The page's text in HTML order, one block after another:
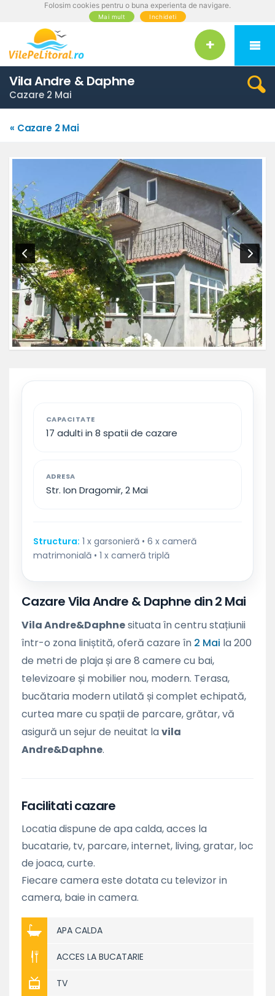
Folosim cookies pentru o buna experienta de navigare.
Mai mult Inchideti
Vila Andre & Daphne
Cazare 2 Mai
« Cazare 2 Mai
CAPACITATE
17 adulti in 8 spatii de cazare
ADRESA
Str. Ion Dragomir, 2 Mai
Structura: 1 x garsonieră • 6 x cameră
matrimonială • 1 x cameră triplă
Cazare Vila Andre & Daphne din 2 Mai
Vila Andre&Daphnesituata în centru stațiunii
într-o zona liniștită, oferă cazare în 2 Mai la 200
de metri de plaja și are 8 camere cu bai,
televizoare și mobilier nou, modern. Terasa,
bucătaria modern utilată și complet echipată,
curtea mare cu spații de parcare, grătar, vă
asigură un sejur de neuitat lavila
Andre&Daphne.
Facilitati cazare
Locatia dispune de apa calda, acces la
bucatarie, tv, parcare, internet, living, gratar, loc
de joaca, curte.
Fiecare camera este dotata cu televizor in
camera, baie in camera.
APA CALDA
ACCES LA BUCATARIE
TV